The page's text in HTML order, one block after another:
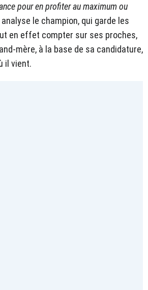
pour en profiter au maximum ou
analyse le champion, qui garde les
en effet compter sur ses proches,
mère, à la base de sa candidature,
il vient.